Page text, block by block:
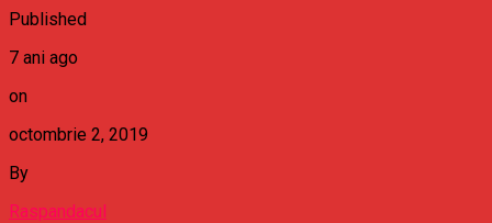
Published
7 ani ago
on
octombrie 2, 2019
By
Raspandacul